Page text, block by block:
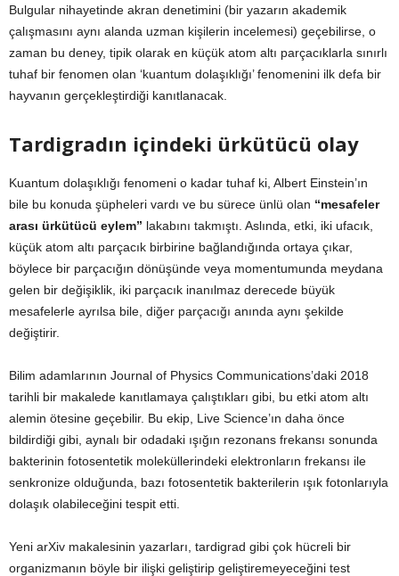
Bulgular nihayetinde akran denetimini (bir yazarın akademik
çalışmasını aynı alanda uzman kişilerin incelemesi) geçebilirse, o
zaman bu deney, tipik olarak en küçük atom altı parçacıklarla sınırlı
tuhaf bir fenomen olan ‘kuantum dolaşıklığı’ fenomenini ilk defa bir
hayvanın gerçekleştirdiği kanıtlanacak.
Tardigradın içindeki ürkütücü olay
Kuantum dolaşıklığı fenomeni o kadar tuhaf ki, Albert Einstein’ın
bile bu konuda şüpheleri vardı ve bu sürece ünlü olan “mesafeler
arası ürkütücü eylem” lakabını takmıştı. Aslında, etki, iki ufacık,
küçük atom altı parçacık birbirine bağlandığında ortaya çıkar,
böylece bir parçacığın dönüşünde veya momentumunda meydana
gelen bir değişiklik, iki parçacık inanılmaz derecede büyük
mesafelerle ayrılsa bile, diğer parçacığı anında aynı şekilde
değiştirir.
Bilim adamlarının Journal of Physics Communications’daki 2018
tarihli bir makalede kanıtlamaya çalıştıkları gibi, bu etki atom altı
alemin ötesine geçebilir. Bu ekip, Live Science’ın daha önce
bildirdiği gibi, aynalı bir odadaki ışığın rezonans frekansı sonunda
bakterinin fotosentetik moleküllerindeki elektronların frekansı ile
senkronize olduğunda, bazı fotosentetik bakterilerin ışık fotonlarıyla
dolaşık olabileceğini tespit etti.
Yeni arXiv makalesinin yazarları, tardigrad gibi çok hücreli bir
organizmanın böyle bir ilişki geliştirip geliştiremeyeceğini test